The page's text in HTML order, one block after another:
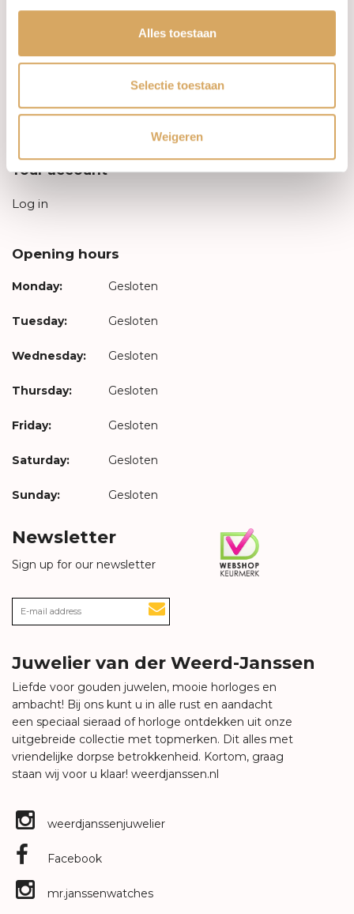
Alles toestaan
Selectie toestaan
Weigeren
Leveringsvoorwaarden
Privacy Policy
Your account
Log in
Opening hours
Monday: Gesloten
Tuesday: Gesloten
Wednesday: Gesloten
Thursday: Gesloten
Friday: Gesloten
Saturday: Gesloten
Sunday: Gesloten
Newsletter
Sign up for our newsletter
Juwelier van der Weerd-Janssen
Liefde voor gouden juwelen, mooie horloges en
ambacht! Bij ons kunt u in alle rust en aandacht
een speciaal sieraad of horloge ontdekken uit onze
uitgebreide collectie met topmerken. Dit alles met
vriendelijke dorpse betrokkenheid. Kortom, graag
staan wij voor u klaar! weerdjanssen.nl
weerdjanssenjuwelier
Facebook
mr.janssenwatches